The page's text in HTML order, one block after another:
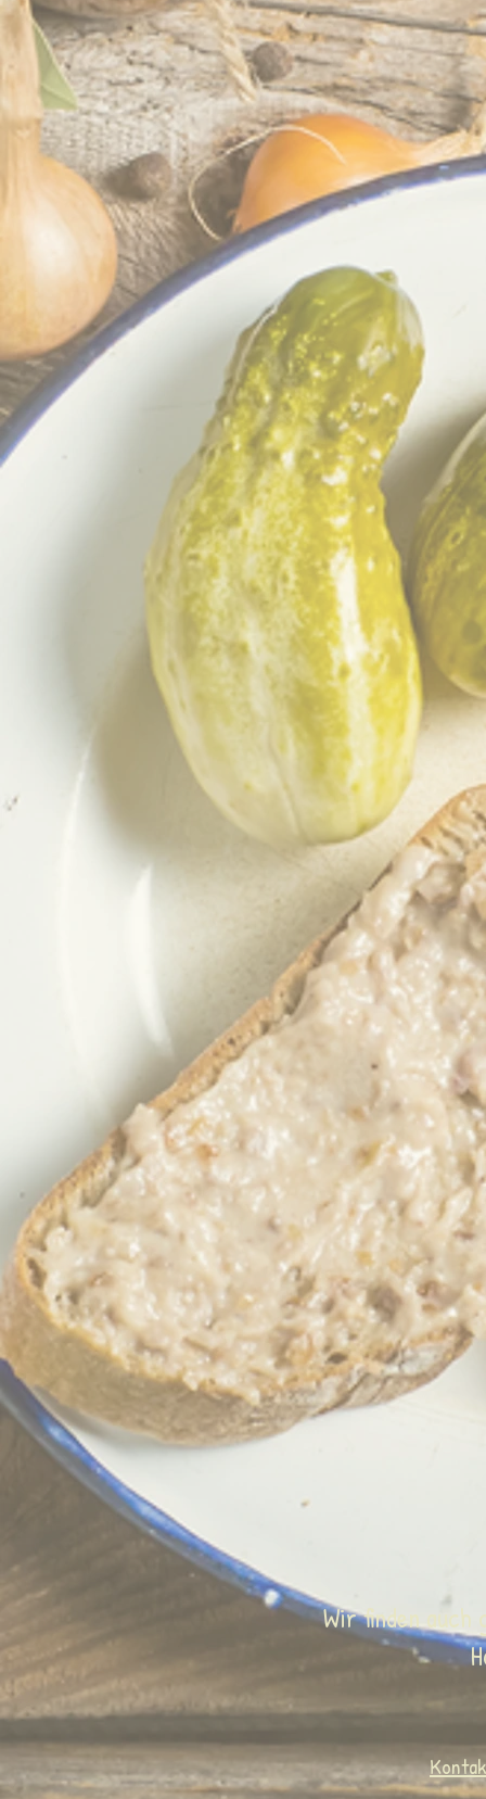
Wir finden